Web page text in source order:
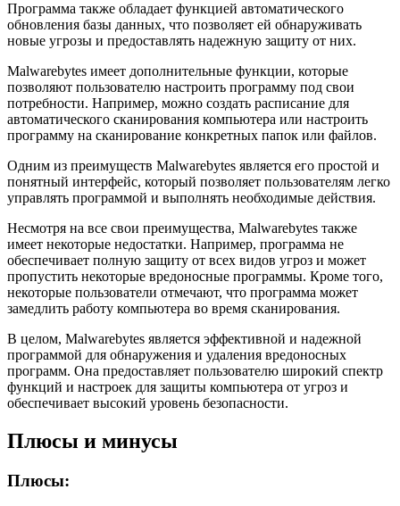
Программа также обладает функцией автоматического
обновления базы данных, что позволяет ей обнаруживать
новые угрозы и предоставлять надежную защиту от них.
Malwarebytes имеет дополнительные функции, которые
позволяют пользователю настроить программу под свои
потребности. Например, можно создать расписание для
автоматического сканирования компьютера или настроить
программу на сканирование конкретных папок или файлов.
Одним из преимуществ Malwarebytes является его простой и
понятный интерфейс, который позволяет пользователям легко
управлять программой и выполнять необходимые действия.
Несмотря на все свои преимущества, Malwarebytes также
имеет некоторые недостатки. Например, программа не
обеспечивает полную защиту от всех видов угроз и может
пропустить некоторые вредоносные программы. Кроме того,
некоторые пользователи отмечают, что программа может
замедлить работу компьютера во время сканирования.
В целом, Malwarebytes является эффективной и надежной
программой для обнаружения и удаления вредоносных
программ. Она предоставляет пользователю широкий спектр
функций и настроек для защиты компьютера от угроз и
обеспечивает высокий уровень безопасности.
Плюсы и минусы
Плюсы: